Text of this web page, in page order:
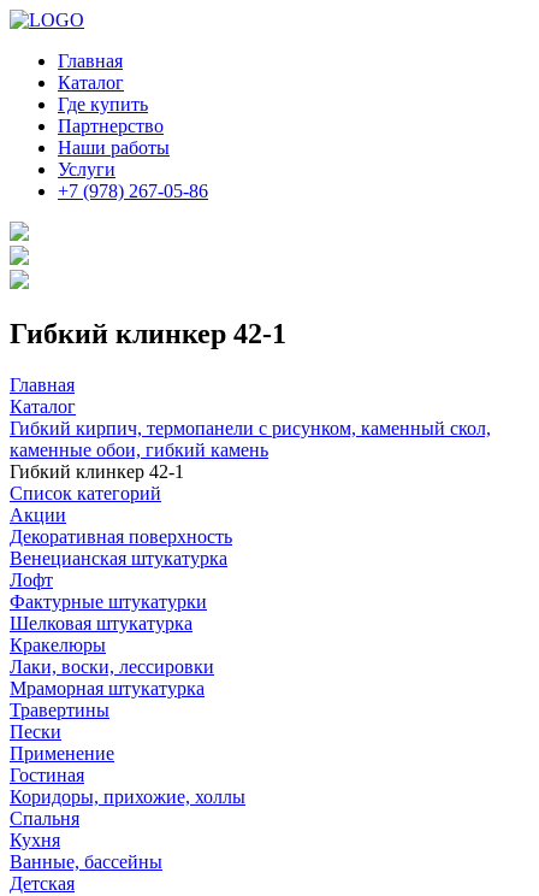
Главная
Каталог
Где купить
Партнерство
Наши работы
Услуги
+7 (978) 267-05-86
Гибкий клинкер 42-1
Главная
Каталог
Гибкий кирпич, термопанели с рисунком, каменный скол,
каменные обои, гибкий камень
Гибкий клинкер 42-1
Список категорий
Акции
Декоративная поверхность
Венецианская штукатурка
Лофт
Фактурные штукатурки
Шелковая штукатурка
Кракелюры
Лаки, воски, лессировки
Мраморная штукатурка
Травертины
Пески
Применение
Гостиная
Коридоры, прихожие, холлы
Спальня
Кухня
Ванные, бассейны
Детская